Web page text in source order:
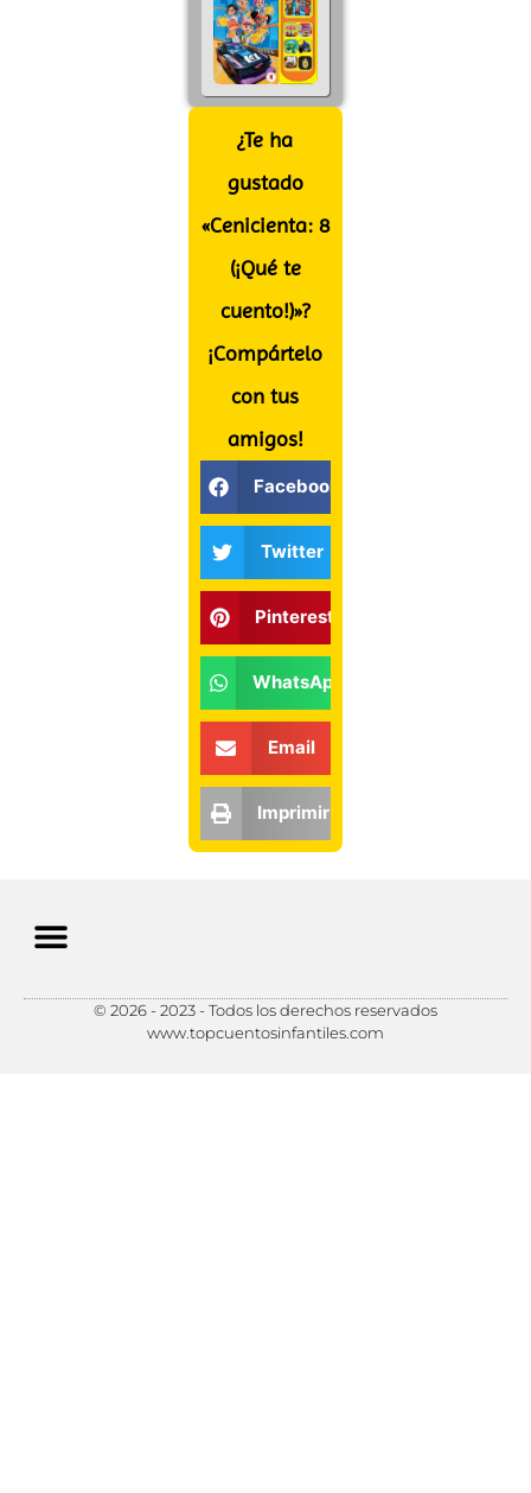
¿Te ha
gustado
«Cenicienta: 8
(¡Qué te
cuento!)»?
¡Compártelo
con tus
amigos!
Facebook
Twitter
Pinterest
WhatsApp
Email
Imprimir
© 2026 - 2023 - Todos los derechos reservados
www.topcuentosinfantiles.com